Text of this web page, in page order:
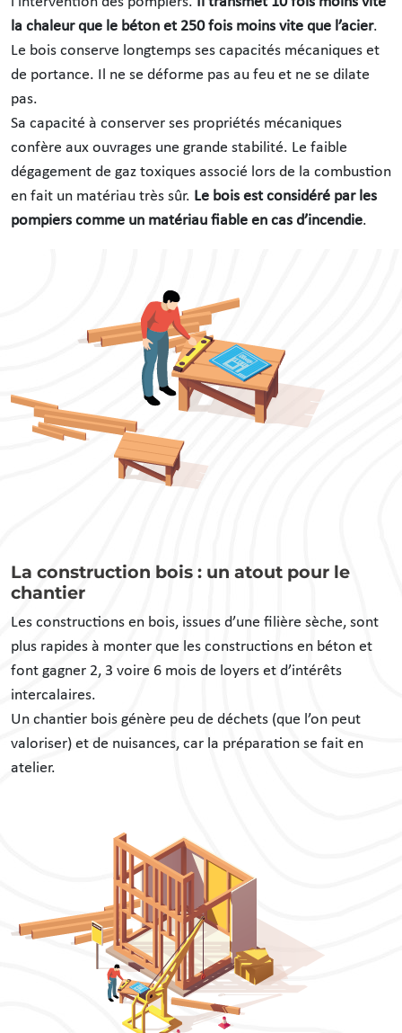
la chaleur que le béton et 250 fois moins vite que l’acier.
Le bois conserve longtemps ses capacités mécaniques et
de portance. Il ne se déforme pas au feu et ne se dilate
pas.
Sa capacité à conserver ses propriétés mécaniques
confère aux ouvrages une grande stabilité. Le faible
dégagement de gaz toxiques associé lors de la combustion
en fait un matériau très sûr. Le bois est considéré par les
pompiers comme un matériau fiable en cas d’incendie.
La construction bois : un atout pour le
chantier
Les constructions en bois, issues d’une filière sèche, sont
plus rapides à monter que les constructions en béton et
font gagner 2, 3 voire 6 mois de loyers et d’intérêts
intercalaires.
Un chantier bois génère peu de déchets (que l’on peut
valoriser) et de nuisances, car la préparation se fait en
atelier.